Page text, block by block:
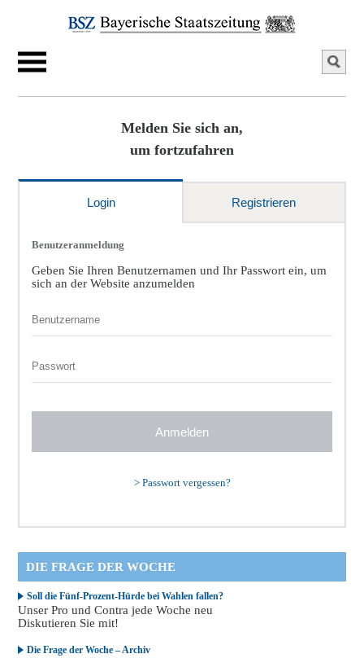
Melden Sie sich an,
um fortzufahren
Login Registrieren
Benutzeranmeldung
Geben Sie Ihren Benutzernamen und Ihr Passwort ein, um
sich an der Website anzumelden
> Passwort vergessen?
DIE FRAGE DER WOCHE
Soll die Fünf-Prozent-Hürde bei Wahlen fallen?
Unser Pro und Contra jede Woche neu
Diskutieren Sie mit!
Die Frage der Woche – Archiv